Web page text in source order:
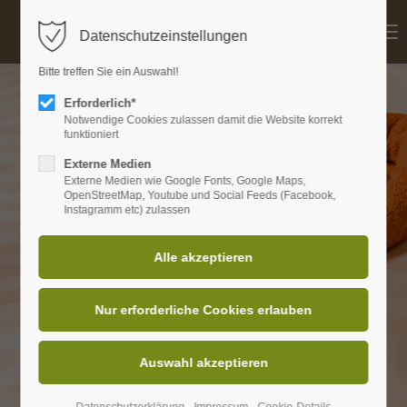
Login
Passwort
Lost your password?
Datenschutzeinstellungen
Bitte treffen Sie ein Auswahl!
Erforderlich*
Notwendige Cookies zulassen damit die Website korrekt
funktioniert
Externe Medien
Externe Medien wie Google Fonts, Google Maps,
OpenStreetMap, Youtube und Social Feeds (Facebook,
Instagramm etc) zulassen